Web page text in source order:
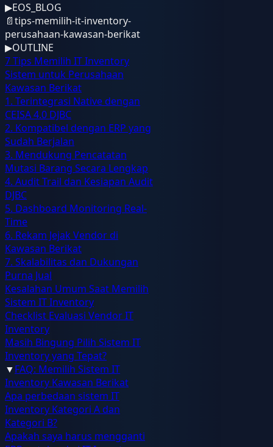
▶EOS_BLOG
📄tips-memilih-it-inventory-
perusahaan-kawasan-berikat
▶OUTLINE
7 Tips Memilih IT Inventory
Sistem untuk Perusahaan
Kawasan Berikat
1. Terintegrasi Native dengan
CEISA 4.0 DJBC
2. Kompatibel dengan ERP yang
Sudah Berjalan
3. Mendukung Pencatatan
Mutasi Barang Secara Lengkap
4. Audit Trail dan Kesiapan Audit
DJBC
5. Dashboard Monitoring Real-
Time
6. Rekam Jejak Vendor di
Kawasan Berikat
7. Skalabilitas dan Dukungan
Purna Jual
Kesalahan Umum Saat Memilih
Sistem IT Inventory
Checklist Evaluasi Vendor IT
Inventory
Masih Bingung Pilih Sistem IT
Inventory yang Tepat?
▼FAQ: Memilih Sistem IT
Inventory Kawasan Berikat
Apa perbedaan sistem IT
Inventory Kategori A dan
Kategori B?
Apakah saya harus mengganti